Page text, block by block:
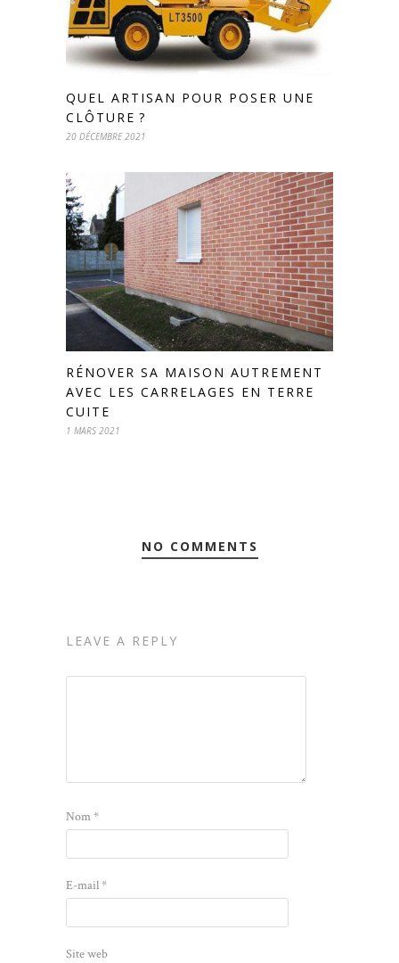
QUEL ARTISAN POUR POSER UNE
CLÔTURE ?
20 DÉCEMBRE 2021
RÉNOVER SA MAISON AUTREMENT
AVEC LES CARRELAGES EN TERRE
CUITE
1 MARS 2021
NO COMMENTS
LEAVE A REPLY
Nom*
E-mail*
Site web